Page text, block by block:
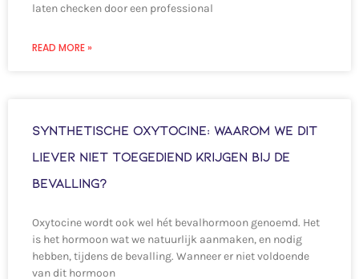
laten checken door een professional
READ MORE »
Synthetische Oxytocine: Waarom we dit
liever NIET toegediend krijgen bij de
bevalling?
Oxytocine wordt ook wel hét bevalhormoon genoemd. Het
is het hormoon wat we natuurlijk aanmaken, en nodig
hebben, tijdens de bevalling. Wanneer er niet voldoende
van dit hormoon